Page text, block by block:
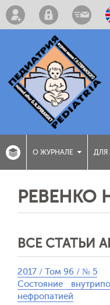
О ЖУРНАЛЕ ДЛЯ
РЕВЕНКО
ВСЕ СТАТЬИ
2017 / Том 96 / № 5
Состояние
нефропатией